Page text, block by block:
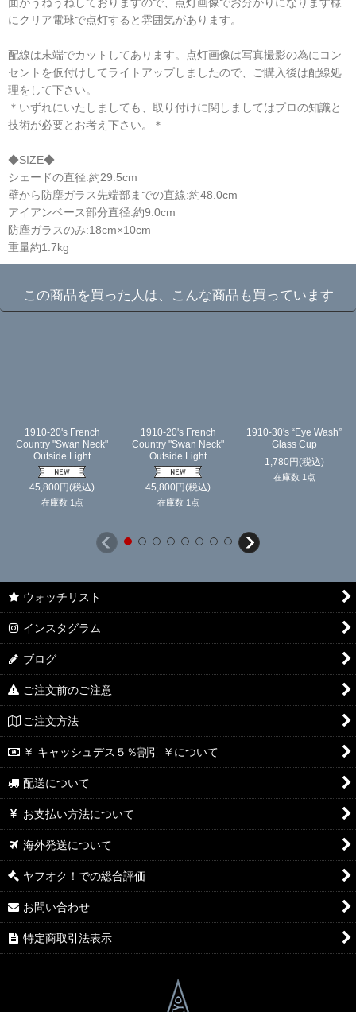
にクリア電球で点灯すると雰囲気があります。
配線は末端でカットしてあります。点灯画像は写真撮影の為にコン
セントを仮付けしてライトアップしましたので、ご購入後は配線処
理をして下さい。
＊いずれにいたしましても、取り付けに関しましてはプロの知識と
技術が必要とお考え下さい。＊
◆SIZE◆
シェードの直径:約29.5cm
壁から防塵ガラス先端部までの直線:約48.0cm
アイアンベース部分直径:約9.0cm
防塵ガラスのみ:18cm×10cm
重量約1.7kg
この商品を買った人は、こんな商品も買っています
1910-20's French
Country "Swan Neck"
Outside Light
45,800円(税込)
在庫数 1点
1910-20's French
Country "Swan Neck"
Outside Light
45,800円(税込)
在庫数 1点
1910-30's “Eye Wash”
Glass Cup
1,780円(税込)
在庫数 1点
ウォッチリスト
インスタグラム
ブログ
ご注文前のご注意
ご注文方法
￥ キャッシュデス５％割引 ￥について
配送について
お支払い方法について
海外発送について
ヤフオク！での総合評価
お問い合わせ
特定商取引法表示